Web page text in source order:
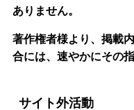
ありません。
著作権者様より、掲載
合には、速やかにその
サイト外活動